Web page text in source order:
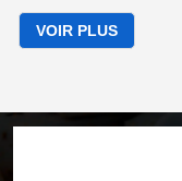
perméable (membrane
dissous, la matière
VOIR PLUS